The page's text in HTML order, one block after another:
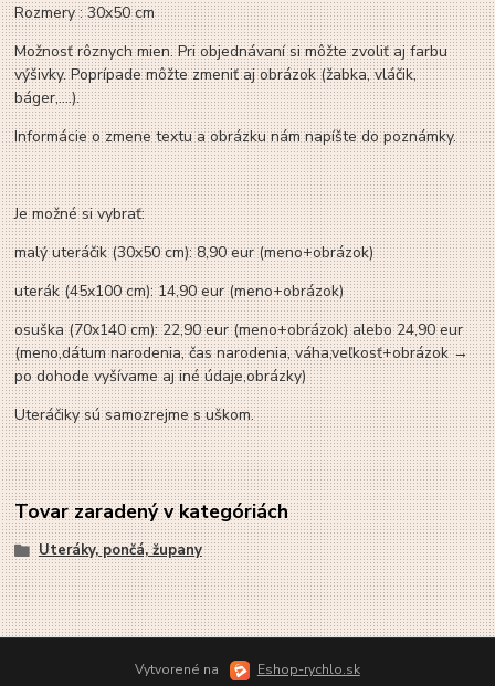
Rozmery : 30x50 cm
Možnosť rôznych mien. Pri objednávaní si môžte zvoliť aj farbu
výšivky. Poprípade môžte zmeniť aj obrázok (žabka, vláčik,
báger,....).
Informácie o zmene textu a obrázku nám napíšte do poznámky.
Je možné si vybrať:
malý uteráčik (30x50 cm): 8,90 eur (meno+obrázok)
uterák (45x100 cm): 14,90 eur (meno+obrázok)
osuška (70x140 cm): 22,90 eur (meno+obrázok) alebo 24,90 eur
(meno,dátum narodenia, čas narodenia, váha,veľkosť+obrázok →
po dohode vyšívame aj iné údaje,obrázky)
Uteráčiky sú samozrejme s uškom.
Tovar zaradený v kategóriách
Uteráky, pončá, župany
Vytvorené na Eshop-rychlo.sk